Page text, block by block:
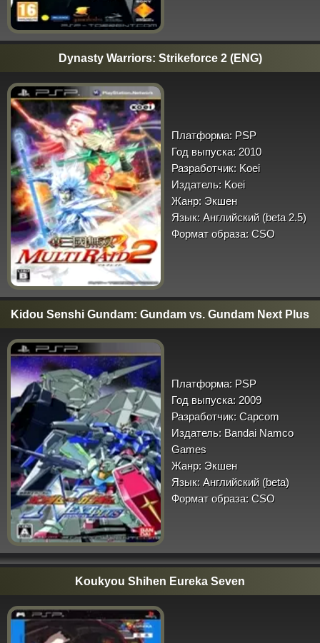
Dynasty Warriors: Strikeforce 2 (ENG)
Платформа: PSP
Год выпуска: 2010
Разработчик: Koei
Издатель: Koei
Жанр: Экшен
Язык: Английский (beta 2.5)
Формат образа: CSO
Kidou Senshi Gundam: Gundam vs. Gundam Next Plus
Платформа: PSP
Год выпуска: 2009
Разработчик: Capcom
Издатель: Bandai Namco
Games
Жанр: Экшен
Язык: Английский (beta)
Формат образа: CSO
Koukyou Shihen Eureka Seven